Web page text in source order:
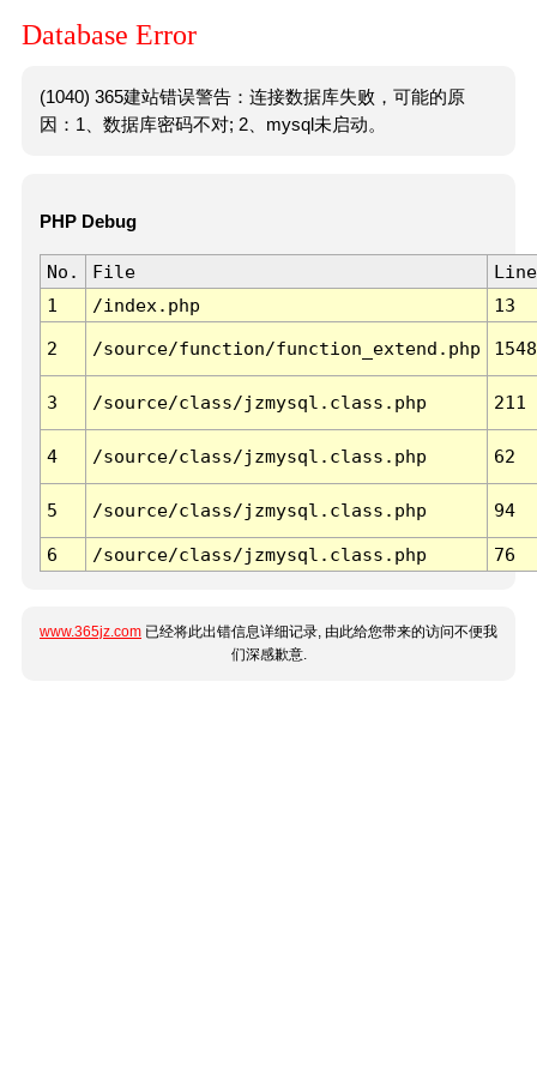
Database Error
(1040) 365建站错误警告：连接数据库失败，可能的原
因：1、数据库密码不对; 2、mysql未启动。
PHP Debug
No. File
Line
1
/index.php 13
2 /source/function/function_extend.php 1548
3 /source/class/jzmysql.class.php 211
4 /source/class/jzmysql.class.php 62
5 /source/class/jzmysql.class.php 94
6 /source/class/jzmysql.class.php 76
www.365jz.com 已经将此出错信息详细记录, 由此给您带来的访问不便我
们深感歉意.